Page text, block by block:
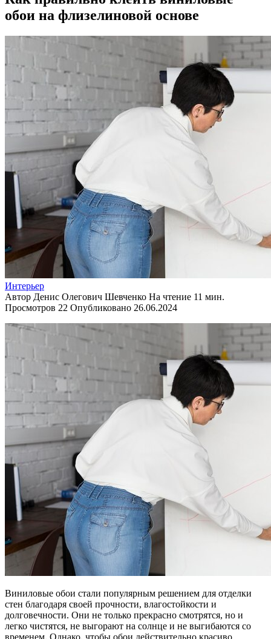
обои на флизелиновой основе
Интерьер
Автор Денис Олегович Шевченко На чтение 11 мин.
Просмотров 22 Опубликовано 26.06.2024
Виниловые обои стали популярным решением для отделки
стен благодаря своей прочности, влагостойкости и
долговечности. Они не только прекрасно смотрятся, но и
легко чистятся, не выгорают на солнце и не выгибаются со
временем. Однако, чтобы обои действительно красиво